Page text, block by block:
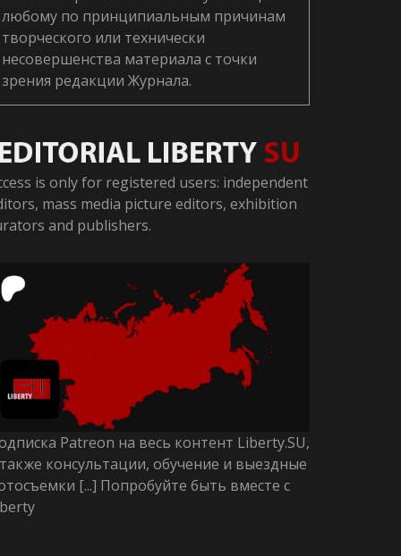
любому по принципиальным причинам
творческого или технически
несовершенства материала с точки
зрения редакции Журнала.
is only for registered users: independent
mass media picture editors, exhibition
and publishers.
Patreon на весь контент Liberty.SU,
консультации, обучение и выездные
[...] Попробуйте быть вместе с